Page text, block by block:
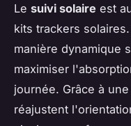
Le suivi solaire est
kits trackers
manière dynamique
maximiser
journée. Grâce à
réajustent